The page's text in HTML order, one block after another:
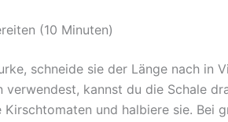
(10 Minuten)
schneide sie der Länge nach in
verwendest, kannst du die Schale
Kirschtomaten und halbiere sie. Bei